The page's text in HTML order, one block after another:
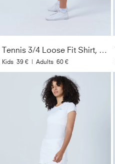
Tennis 3/4 Loose Fit Shirt, weiß
Kids 39 € | Adults 60 €